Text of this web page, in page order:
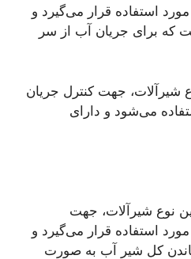
استفاده قرار می‌گیرد و
که برای جریان آب از سر
شیرآلات، جهت کنترل جریان
می‌شود و دارای
نوع شیرآلات، جهت
استفاده قرار می‌گیرد و
کل شیر آب به صورت